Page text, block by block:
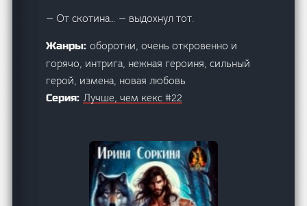
— От скотина… — выдохнул тот.
Жанры:оборотни, очень откровенно и
горячо, интрига, нежная героиня, сильный
герой, измена, новая любовь
Серия: Лучше, чем кекс #22